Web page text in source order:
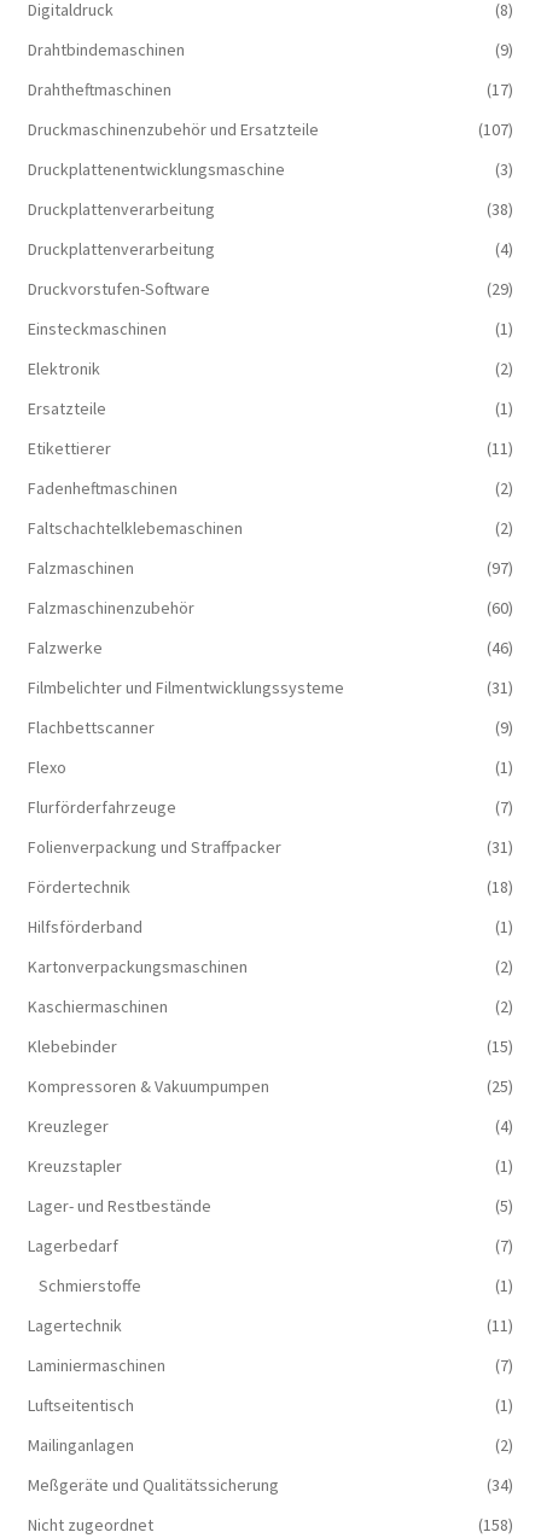
Digitaldruck
(8)
Drahtbindemaschinen
(9)
Drahtheftmaschinen
(17)
Druckmaschinenzubehör und Ersatzteile
(107)
Druckplattenentwicklungsmaschine
(3)
Druckplattenverarbeitung
(38)
Druckplattenverarbeitung
(4)
Druckvorstufen-Software
(29)
Einsteckmaschinen
(1)
Elektronik
(2)
Ersatzteile
(1)
Etikettierer
(11)
Fadenheftmaschinen
(2)
Faltschachtelklebemaschinen
(2)
Falzmaschinen
(97)
Falzmaschinenzubehör
(60)
Falzwerke
(46)
Filmbelichter und Filmentwicklungssysteme
(31)
Flachbettscanner
(9)
Flexo
(1)
Flurförderfahrzeuge
(7)
Folienverpackung und Straffpacker
(31)
Fördertechnik
(18)
Hilfsförderband
(1)
Kartonverpackungsmaschinen
(2)
Kaschiermaschinen
(2)
Klebebinder
(15)
Kompressoren & Vakuum­pumpen
(25)
Kreuzleger
(4)
Kreuzstapler
(1)
Lager- und Restbestände
(5)
Lagerbedarf
(7)
Schmierstoffe
(1)
Lagertechnik
(11)
Laminiermaschinen
(7)
Luftseitentisch
(1)
Mailinganlagen
(2)
Meßgeräte und Qualitätssicherung
(34)
Nicht zugeordnet
(158)